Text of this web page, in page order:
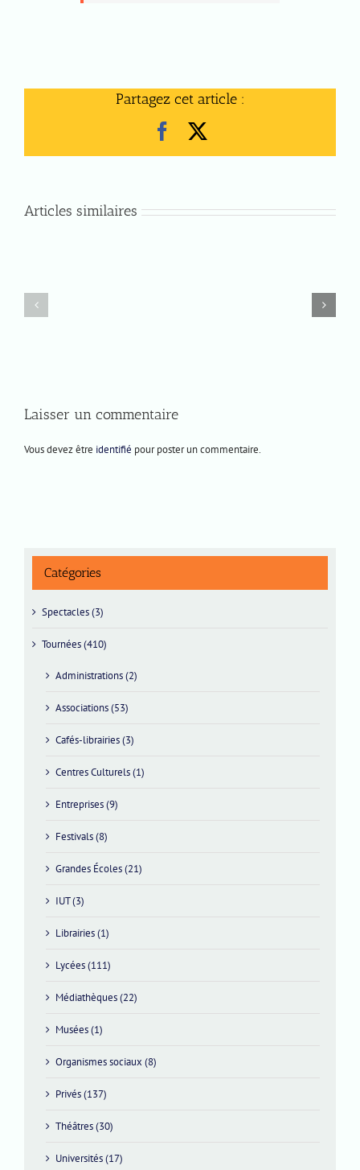
Partagez cet article :
Facebook
Articles similaires
Vendredi
Laisser un commentaire
Vous devez être identifié pour poster un commentaire.
Catégories
Spectacles (3)
Tournées (410)
Administrations (2)
Associations (53)
Cafés-librairies (3)
Centres Culturels (1)
Entreprises (9)
Festivals (8)
Grandes Écoles (21)
IUT (3)
Librairies (1)
Lycées (111)
Médiathèques (22)
Musées (1)
Organismes sociaux (8)
Privés (137)
Théâtres (30)
Universités (17)